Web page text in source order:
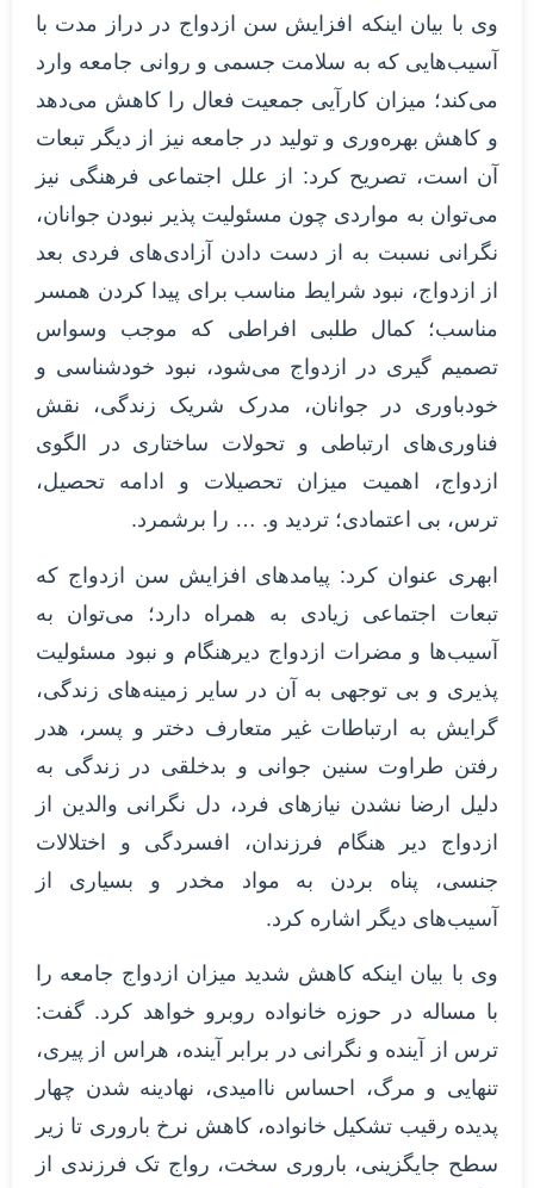
وی با بیان اینکه افزایش سن ازدواج در دراز مدت با
آسیب‌هایی که به سلامت جسمی و روانی جامعه وارد
می‌کند؛ میزان کارآیی جمعیت فعال را کاهش می‌دهد
و کاهش بهره‌وری و تولید در جامعه نیز از دیگر تبعات
آن است، تصریح کرد: از علل اجتماعی فرهنگی نیز
می‌توان به مواردی چون مسئولیت پذیر نبودن جوانان،
نگرانی نسبت به از دست دادن آزادی‌های فردی بعد
از ازدواج، نبود شرایط مناسب برای پیدا کردن همسر
مناسب؛ کمال طلبی افراطی که موجب وسواس
تصمیم گیری در ازدواج می‌شود، نبود خودشناسی و
خودباوری در جوانان، مدرک شریک زندگی، نقش
فناوری‌های ارتباطی و تحولات ساختاری در الگوی
ازدواج، اهمیت میزان تحصیلات و ادامه تحصیل،
ترس، بی اعتمادی؛ تردید و. … را برشمرد.
ابهری عنوان کرد: پیامدهای افزایش سن ازدواج که
تبعات اجتماعی زیادی به همراه دارد؛ می‌توان به
آسیب‌ها و مضرات ازدواج دیرهنگام و نبود مسئولیت
پذیری و بی توجهی به آن در سایر زمینه‌های زندگی،
گرایش به ارتباطات غیر متعارف دختر و پسر، هدر
رفتن طراوت سنین جوانی و بدخلقی در زندگی به
دلیل ارضا نشدن نیازهای فرد، دل نگرانی والدین از
ازدواج دیر هنگام فرزندان، افسردگی و اختلالات
جنسی، پناه بردن به مواد مخدر و بسیاری از
آسیب‌های دیگر اشاره کرد.
وی با بیان اینکه کاهش شدید میزان ازدواج جامعه را
با مساله در حوزه خانواده روبرو خواهد کرد. گفت:
ترس از آینده و نگرانی در برابر آینده، هراس از پیری،
تنهایی و مرگ، احساس ناامیدی، نهادینه شدن چهار
پدیده رقیب تشکیل خانواده، کاهش نرخ باروری تا زیر
سطح جایگزینی، باروری سخت، رواج تک فرزندی از